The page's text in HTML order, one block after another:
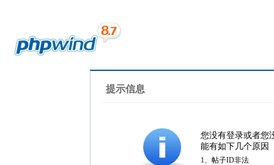
提示信息
您没有登录或者您
能有如下几个原因
1、帖子ID非法